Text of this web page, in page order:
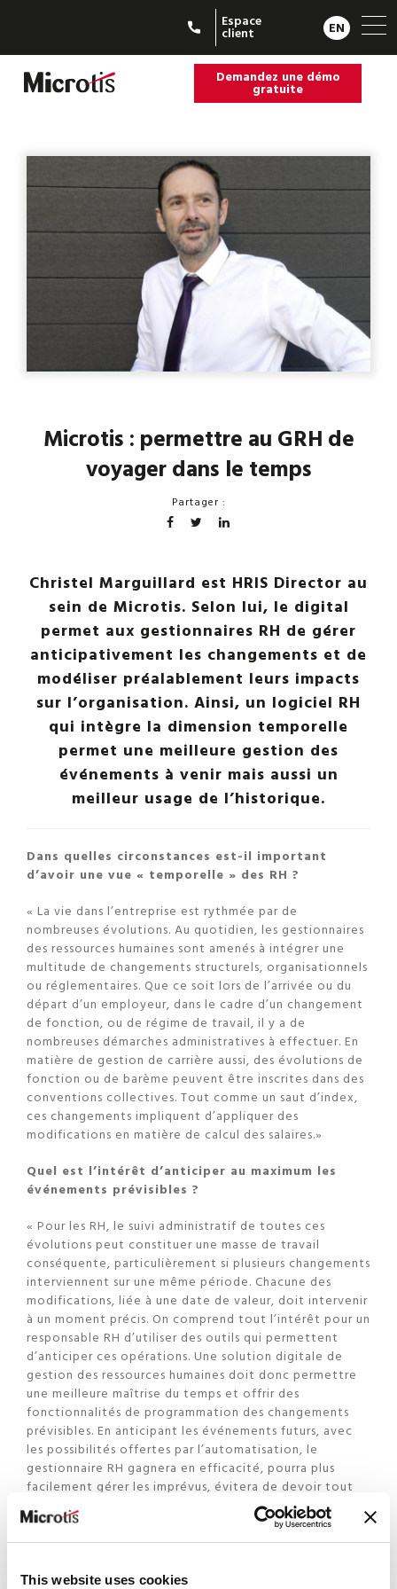
This website uses cookies
Espace
client EN
Demandez une démo
gratuite
Microtis : permettre au GRH de
voyager dans le temps
Partager :
Christel Marguillard est HRIS Director au
sein de Microtis. Selon lui, le digital
permet aux gestionnaires RH de gérer
anticipativement les changements et de
modéliser préalablement leurs impacts
sur l’organisation. Ainsi, un logiciel RH
qui intègre la dimension temporelle
permet une meilleure gestion des
événements à venir mais aussi un
meilleur usage de l’historique.
Dans quelles circonstances est-il important
d’avoir une vue « temporelle » des RH ?
« La vie dans l’entreprise est rythmée par de
nombreuses évolutions. Au quotidien, les gestionnaires
des ressources humaines sont amenés à intégrer une
multitude de changements structurels, organisationnels
ou réglementaires. Que ce soit lors de l’arrivée ou du
départ d’un employeur, dans le cadre d’un changement
de fonction, ou de régime de travail, il y a de
nombreuses démarches administratives à effectuer. En
matière de gestion de carrière aussi, des évolutions de
fonction ou de barème peuvent être inscrites dans des
conventions collectives. Tout comme un saut d’index,
ces changements impliquent d’appliquer des
modifications en matière de calcul des salaires.»
Quel est l’intérêt d’anticiper au maximum les
événements prévisibles ?
« Pour les RH, le suivi administratif de toutes ces
évolutions peut constituer une masse de travail
conséquente, particulièrement si plusieurs changements
interviennent sur une même période. Chacune des
modifications, liée à une date de valeur, doit intervenir
à un moment précis. On comprend tout l’intérêt pour un
responsable RH d’utiliser des outils qui permettent
d’anticiper ces opérations. Une solution digitale de
gestion des ressources humaines doit donc permettre
une meilleure maîtrise du temps et offrir des
fonctionnalités de programmation des changements
prévisibles. En anticipant les événements futurs, avec
les possibilités offertes par l’automatisation, le
gestionnaire RH gagnera en efficacité, pourra plus
facilement gérer les imprévus, évitera de devoir tout
mener au dernier moment et réduira les risques d’erreur
administrative ou d’oubli. »
doit être en mesure de programmer le changement à la